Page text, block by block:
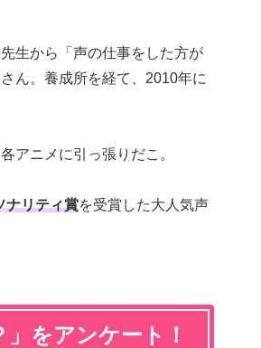
生から「声の仕事をした方が
ん。養成所を経て、2010年に
アニメに引っ張りだこ。
ナリティ賞を受賞した大人気声
をアンケート！